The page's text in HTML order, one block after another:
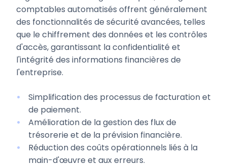
comptables automatisés offrent généralement
des fonctionnalités de sécurité avancées, telles
que le chiffrement des données et les contrôles
d'accès, garantissant la confidentialité et
l'intégrité des informations financières de
l'entreprise.
Simplification des processus de facturation et
de paiement.
Amélioration de la gestion des flux de
trésorerie et de la prévision financière.
Réduction des coûts opérationnels liés à la
main-d'œuvre et aux erreurs.